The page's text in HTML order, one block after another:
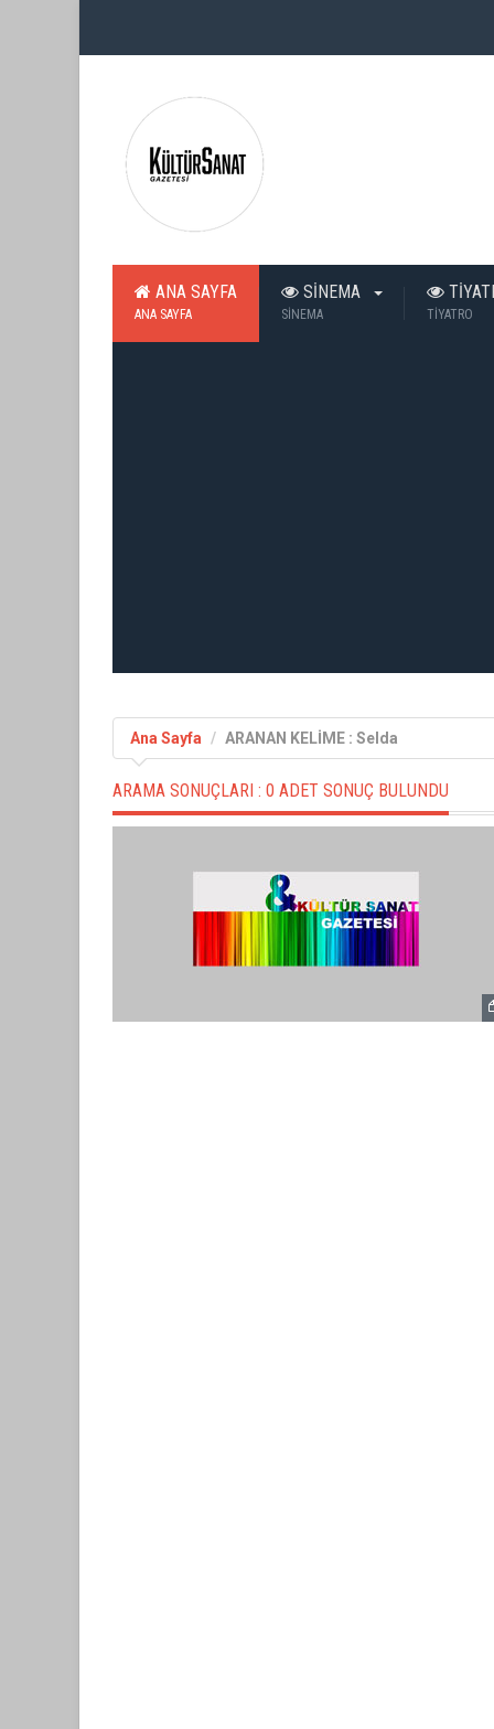
ANA SAYFA
ANA SAYFA
SİNEMA
SİNEMA TİYATRO
Ana Sayfa ARANAN KELİME : Selda
ARAMA SONUÇLARI : 0 ADET SONUÇ BULUNDU